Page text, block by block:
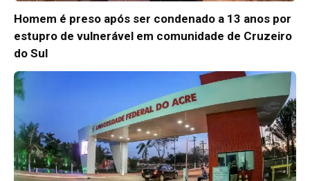
Homem é preso após ser condenado a 13 anos por
estupro de vulnerável em comunidade de Cruzeiro
do Sul